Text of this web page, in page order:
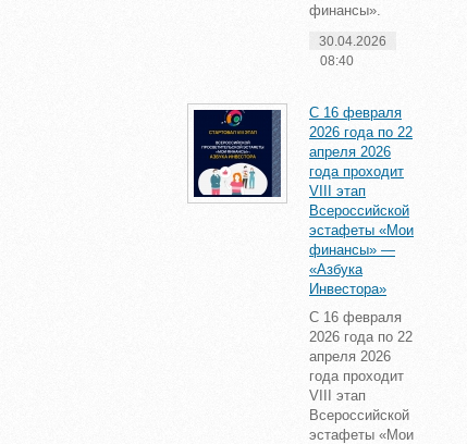
финансы».
30.04.2026
08:40
С 16 февраля
2026 года по 22
апреля 2026
года проходит
VIII этап
Всероссийской
эстафеты «Мои
финансы» —
«Азбука
Инвестора»
С 16 февраля
2026 года по 22
апреля 2026
года проходит
VIII этап
Всероссийской
эстафеты «Мои